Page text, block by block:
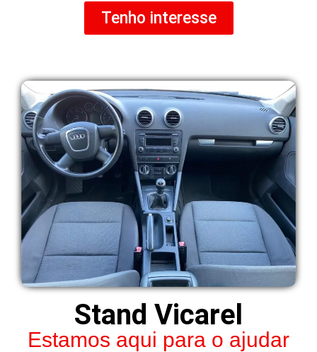
Tenho interesse
Stand Vicarel
Estamos aqui para o ajudar